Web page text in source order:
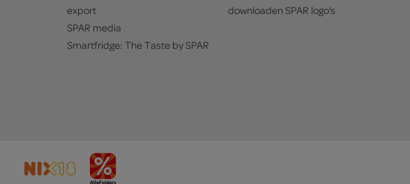
export
SPAR media
Smartfridge: The Taste bySPAR
downloaden SPAR logo's